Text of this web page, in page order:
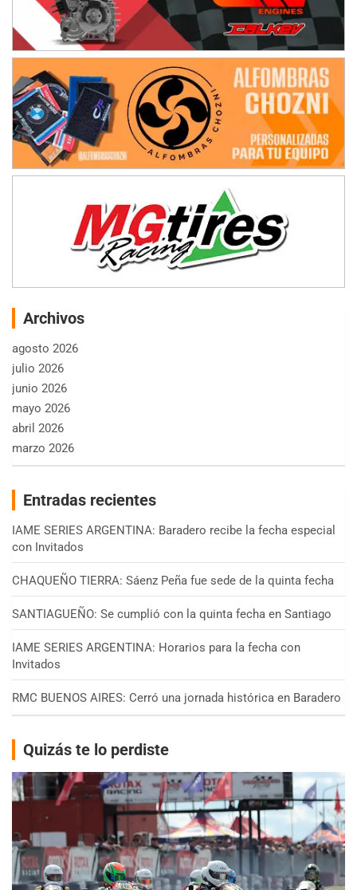
Archivos
agosto 2026
julio 2026
junio 2026
mayo 2026
abril 2026
marzo 2026
Entradas recientes
IAME SERIES ARGENTINA: Baradero recibe la fecha especial
con Invitados
CHAQUEÑO TIERRA: Sáenz Peña fue sede de la quinta fecha
SANTIAGUEÑO: Se cumplió con la quinta fecha en Santiago
IAME SERIES ARGENTINA: Horarios para la fecha con
Invitados
RMC BUENOS AIRES: Cerró una jornada histórica en Baradero
Quizás te lo perdiste